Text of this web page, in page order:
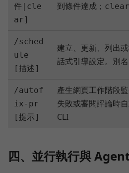
件|cle
ar]
到條件達成； clear
/sched
ule
[描述]
建立、更新、列出
話式引導設定。別名
/autof
ix-pr
[提示]
產生網頁工作階段
失敗或審閱評論時
CLI
四、並行執行與